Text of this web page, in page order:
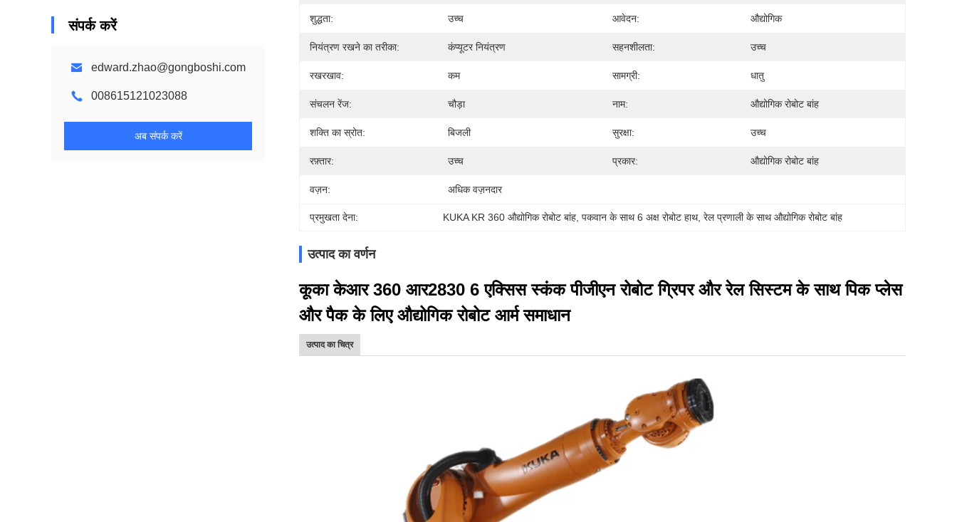
संपर्क करें
edward.zhao@gongboshi.com
008615121023088
अब संपर्क करें
शुद्धता: उच्च आवेदन: औद्योगिक
नियंत्रण रखने का तरीका: कंप्यूटर नियंत्रण सहनशीलता: उच्च
रखरखाव: कम सामग्री: धातु
संचलन रेंज: चौड़ा नाम: औद्योगिक रोबोट बांह
शक्ति का स्रोत: बिजली सुरक्षा: उच्च
रफ़्तार: उच्च प्रकार: औद्योगिक रोबोट बांह
वज़न: अधिक वज़नदार
प्रमुखता देना: KUKA KR 360 औद्योगिक रोबोट बांह , पकवान के साथ 6 अक्ष रोबोट हाथ, रेल प्रणाली के साथ औद्योगिक रोबोट बांह
उत्पाद का वर्णन
कूका केआर 360 आर2830 6 एक्सिस स्कंक पीजीएन रोबोट ग्रिपर और रेल सिस्टम के साथ पिक प्लेस
और पैक के लिए औद्योगिक रोबोट आर्म समाधान
उत्पाद का चित्र